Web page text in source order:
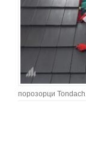
порозорци